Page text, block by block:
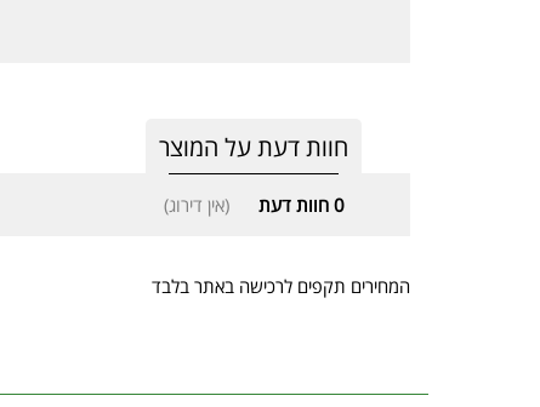
חוות דעת על המוצר
0 חוות דעת (אין דירוג)
המחירים תקפים לרכישה באתר בלבד